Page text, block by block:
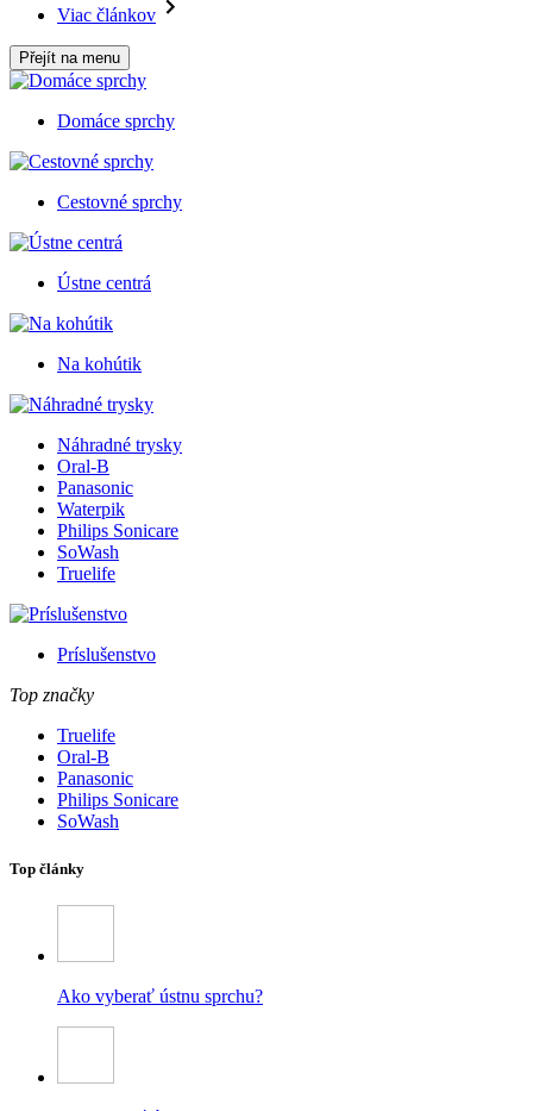
Viac článkov
Přejít na menu
Domáce sprchy
Cestovné sprchy
Ústne centrá
Na kohútik
Náhradné trysky
Oral-B
Panasonic
Waterpik
Philips Sonicare
SoWash
Truelife
Príslušenstvo
Top značky
Truelife
Oral-B
Panasonic
Philips Sonicare
SoWash
Top články
Ako vyberať ústnu sprchu?